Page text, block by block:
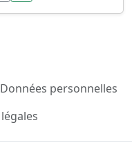
Données personnelles